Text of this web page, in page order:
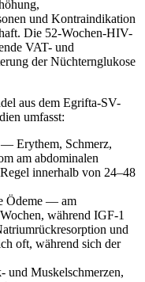
und Kontraindikation
Die 52-Wochen-HIV-
VAT- und
der Nüchternglukose
aus dem Egrifta-SV-
umfasst:
Erythem, Schmerz,
am abdominalen
innerhalb von 24–48
Ödeme — am
während IGF-1
und
oft, während sich der
Muskelschmerzen,